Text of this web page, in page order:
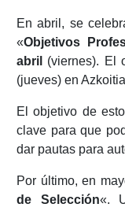
En abril, se
«Objetivos
abril
(viernes). El
(jueves) en
El objetivo de
clave para que
dar pautas para
Por último, en
de Selección«.